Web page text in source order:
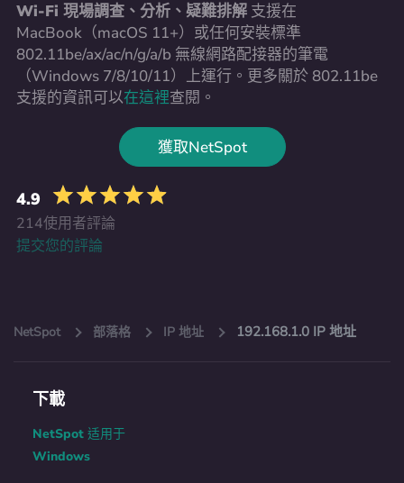
Wi-Fi 現場調查、分析、疑難排解 支援在
MacBook（macOS 11+）或任何安裝標準
802.11be/ax/ac/n/g/a/b 無線網路配接器的筆電
（Windows 7/8/10/11）上運行。更多關於 802.11be
支援的資訊可以在這裡查閱。
獲取NetSpot
4.9
214使用者評論
提交您的評論
NetSpot 部落格 IP 地址 192.168.1.0 IP 地址
下載
NetSpot 适用于
Windows